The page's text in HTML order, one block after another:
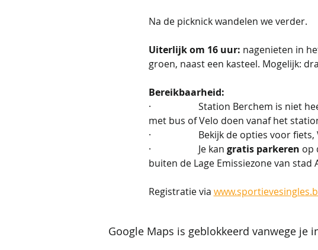
Na de picknick wandelen we verder.
Uiterlijk om 16 uur: nagenieten in
groen, naast een kasteel. Mogelijk:
Bereikbaarheid:
·                    Station
met bus of Velo doen vanaf het
·                    Bekijk de opties
·                    Je kan gratis parkeren op
buiten de Lage Emissiezone van stad
Registratie via
Google Maps is geblokkeerd vanwege je